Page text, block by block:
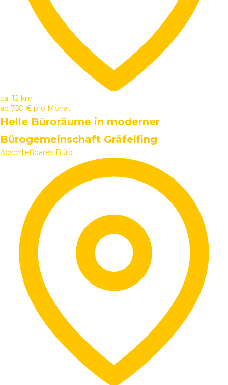
ca. 12 km
ab 750 € pro Monat
Helle Büroräume in moderner
Bürogemeinschaft Gräfelfing
Abschließbares Büro